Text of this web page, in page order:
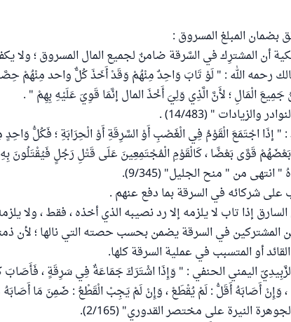
بضمان المبلغ المسروق :
أن المشترِك في السَّرقة ضامنٌ لجميع المال المسروق ؛ ولا
رحمه الله : " لَوْ تَابَ وَاحِدٌ مِنْهُمْ وَقَدْ أَخَذَ كُلٌّ واحد مِنْهُمْ
الْمَالِ ؛ لأَنَّ الَّذِي وَلِيَ أَخْذَ المال إنَّمَا قَوِيَ عَلَيْهِ بِهِمْ " .
والزيادات " (14/483) .
" إذَا اجْتَمَعَ الْقَوْمُ فِي الْغَصْبِ أَوْ السَّرِقَةِ أَوْ الْحِرَابَةِ ؛ فَكُلُّ
قَوَّى بَعْضًا ، كَالْقَوْمِ الْمُجْتَمِعِينَ عَلَى قَتْلِ رَجُلٍ فَيُقْتَلُونَ
من " منح الجليل" (9/345).
على شركائه في السرقة بما دفع عنهم .
إذا تاب لا يلزمه إلا رد نصيبه الذي أخذه ، فقط ، ولا
المشتركين في السرقة يضمن بحسب حصته التي نالها ؛ لأن
أو المتسبب في عملية السرقة كلها.
اليمني الحنفي : " وَإِذَا اشْتَرَكَ جَمَاعَةٌ فِي سَرِقَةٍ ،
وَإِنْ أَصَابَهُ أَقَلُّ : لَمْ يُقْطَعْ ، وَإِنْ لَمْ يَجِبْ الْقَطْعُ : ضَمِنَ مَا
النيرة على مختصر القدوري" (2/165).